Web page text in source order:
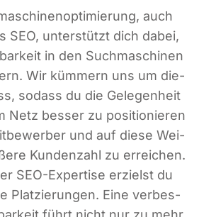
auch
SEO, unter­stützt dich dabei,
in den Such­ma­schi­nen
Wir küm­mern uns um die­
sodass du die Gele­gen­heit
Netz bes­ser zu posi­tio­nie­ren
und auf die­se Wei­
Kun­den­zahl zu errei­chen.
SEO-Exper­ti­se erzielst du
Plat­zie­run­gen. Eine ver­bes­